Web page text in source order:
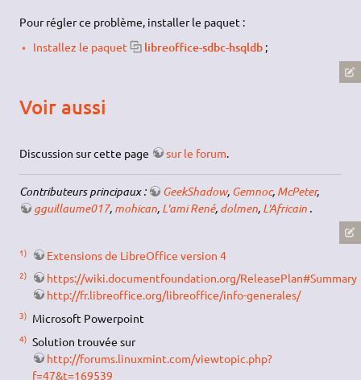
Pour régler ce problème, installer le paquet :
Installez le paquet
libreoffice-sdbc-hsqldb;
Voir aussi
Discussion sur cette page sur le forum.
Contributeurs principaux : GeekShadow, Gemnoc, McPeter,
gguillaume017, mohican, L'ami René, dolmen, L'Africain .
1) Extensions de LibreOffice version 4
2)
https://wiki.documentfoundation.org/ReleasePlan#Summary
http://fr.libreoffice.org/libreoffice/info-generales/
3) Microsoft Powerpoint
4) Solution trouvée sur
http://forums.linuxmint.com/viewtopic.php?
f=47&t=169539